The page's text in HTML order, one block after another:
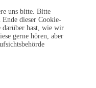
uns bitte. Bitte
dieser Cookie-
darüber hast, wie wir
gerne hören, aber